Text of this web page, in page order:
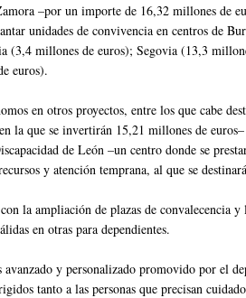
–por un importe de 16,32 millones de
unidades de convivencia en centros de
(3,4 millones de euros); Segovia (13,3
euros).
en otros proyectos, entre los que cabe
la que se invertirán 15,21 millones de
de León –un centro donde se
y atención temprana, al que se
la ampliación de plazas de convalecencia
en otras para dependientes.
y personalizado promovido por el
tanto a las personas que precisan